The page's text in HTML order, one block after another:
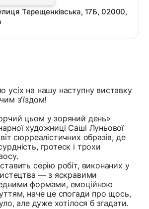
усіх на нашу наступну виставку
зʼїздом!
цьом у зоряний день»
художниці Саші Луньової
сюрреалістичних образів, де
гротеск і трохи
серію робіт, виконаних у
— з яскравими
формами, емоційною
наче це спогади про щось,
але дуже хотілося б згадати.
Терещенківська, 17Б, 02000,